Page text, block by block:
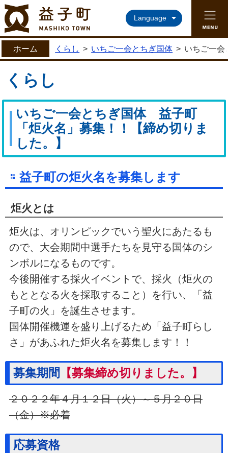
益子町ホームページ
Language
ホーム くらし > いちご一会とちぎ国体 > いちご一
くらし
いちご一会とちぎ国体 益子町
「炬火名」募集！！【締め切りま
した。】
益子町の炬火名を募集します
炬火とは
炬火は、オリンピックでいう聖火にあたるも
ので、大会期間中選手たちを見守る国体のシ
ンボルになるものです。
今後開催する採火イベントで、採火（炬火の
もととなる火を採取すること）を行い、「益
子町の火」を誕生させます。
国体開催機運を盛り上げるため「益子町らし
さ」があふれた炬火名を募集します！！
募集期間 【募集締め切りました。】
２０２２年４月１２日（火）～５月２０日
（金）※必着
応募資格